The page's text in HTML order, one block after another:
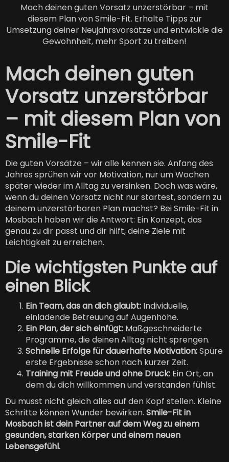
Mach deinen guten Vorsatz unzerstörbar – mit
diesem Plan von Smile-Fit. Erhalte Tipps zur
Umsetzung deiner Neujahrsvorsätze und entwickle die
Gewohnheit, mehr Sport zu treiben!
Mach deinen guten
Vorsatz unzerstörbar
– mit diesem Plan von
Smile-Fit
Die guten Vorsätze – wir alle kennen sie. Anfang des
Jahres sprühen wir vor Motivation, nur um Wochen
später wieder im Alltag zu versinken. Doch was wäre,
wenn du deinen Vorsatz nicht nur startest, sondern zu
deinem unzerstörbaren Plan machst? Bei Smile-Fit in
Mosbach haben wir die Antwort: Ein Konzept, das
genau zu dir passt und dir hilft, deine Ziele mit
Leichtigkeit zu erreichen.
Die wichtigsten Punkte auf
einen Blick
Ein Team, das an dich glaubt: Individuelle,
einladende Betreuung auf Augenhöhe.
Ein Plan, der sich einfügt: Maßgeschneiderte
Programme, die deinen Alltag nicht sprengen.
Schnelle Erfolge für dauerhafte Motivation:Spüre
erste Ergebnisse schon nach kurzer Zeit.
Training mit Freude und ohne Druck: Ein Ort, an
dem du dich willkommen und verstanden fühlst.
Du musst nicht gleich alles auf den Kopf stellen. Kleine
Schritte können Wunder bewirken. Smile-Fit in
Mosbach ist dein Partner auf dem Weg zu einem
gesunden, starken Körper und einem neuen
Lebensgefühl.